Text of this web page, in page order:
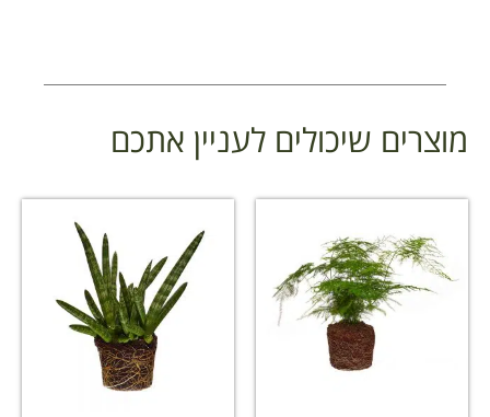
מוצרים שיכולים לעניין אתכם